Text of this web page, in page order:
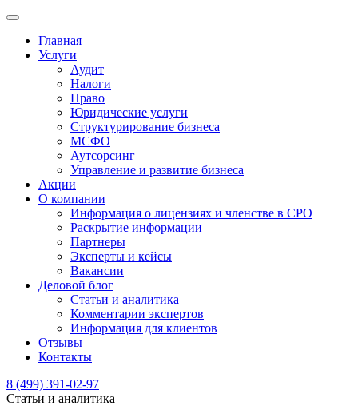
Главная
Услуги
Аудит
Налоги
Право
Юридические услуги
Структурирование бизнеса
МСФО
Аутсорсинг
Управление и развитие бизнеса
Акции
О компании
Информация о лицензиях и членстве в СРО
Раскрытие информации
Партнеры
Эксперты и кейсы
Вакансии
Деловой блог
Статьи и аналитика
Комментарии экспертов
Информация для клиентов
Отзывы
Контакты
8 (499) 391-02-97
Статьи и аналитика